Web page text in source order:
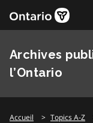
Archives
l’Ontario
Accueil Topics A-Z